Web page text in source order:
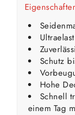
Schutz
Hohe
Schnell
einem Tag